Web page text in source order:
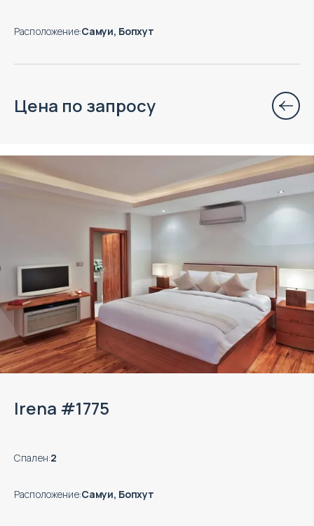
Расположение:Самуи, Бопхут
Цена по запросу
Irena #1775
Спален:2
Расположение:Самуи, Бопхут